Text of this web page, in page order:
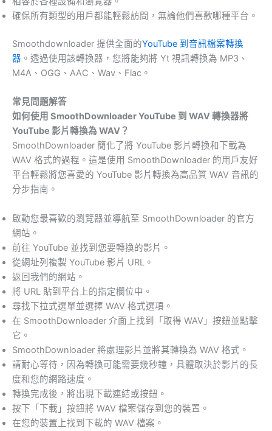
確保所有類型的用戶都能輕鬆訪問，無論他們喜歡哪種平台。
Smoothdownloader 提供全面的YouTube 到音訊檔案轉換
器 。透過使用該轉換器，您將能夠將 Yt 視訊轉換為 MP3、
M4A、OGG、AAC、Wav、Flac。
常見問題解答
如何使用 SmoothDownloader YouTube 到 WAV 轉換器將
YouTube 影片轉換為 WAV？
SmoothDownloader 簡化了將 YouTube 影片轉換和下載為
WAV 格式的過程。這是使用 SmoothDownloader 的用戶友好
平台輕鬆將您喜愛的 YouTube 影片轉換為高品質 WAV 音訊的
分步指南。
啟動您最喜歡的瀏覽器並導航至 SmoothDownloader 的官方
網站。
前往 YouTube 並找到您要轉換的影片。
從網址列複製 YouTube 影片 URL。
返回我們的網站。
將 URL 貼到平台上的指定欄位中。
尋找下拉式選單並選擇 WAV 格式選項。
在 SmoothDownloader 介面上找到「取得 WAV」按鈕並點擊
它。
SmoothDownloader 將處理影片並將其轉換為 WAV 格式。
請耐心等待，因為轉換可能需要幾秒鐘，具體取決於影片的長
度和您的網路速度。
轉換完成後，將出現下載連結或按鈕。
按下「下載」按鈕將 WAV 檔案儲存到您的裝置。
在您的裝置上找到下載的 WAV 檔案。